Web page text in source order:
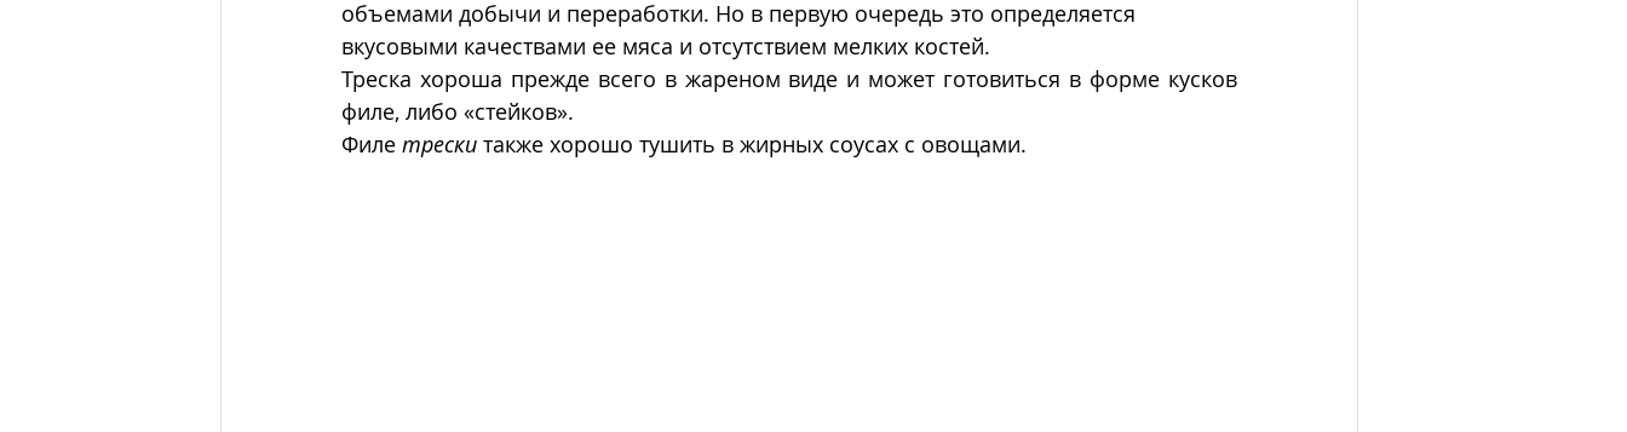
объемами добычи и переработки. Но в первую очередь это определяется
вкусовыми качествами ее мяса и отсутствием мелких костей.
Треска хороша прежде всего в жареном виде и может готовиться в форме кусков
филе, либо «стейков».
Филе трески также хорошо тушить в жирных соусах с овощами.